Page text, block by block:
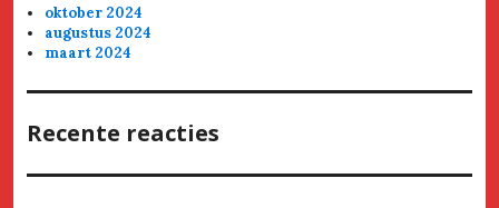
oktober 2024
augustus 2024
maart 2024
Recente reacties